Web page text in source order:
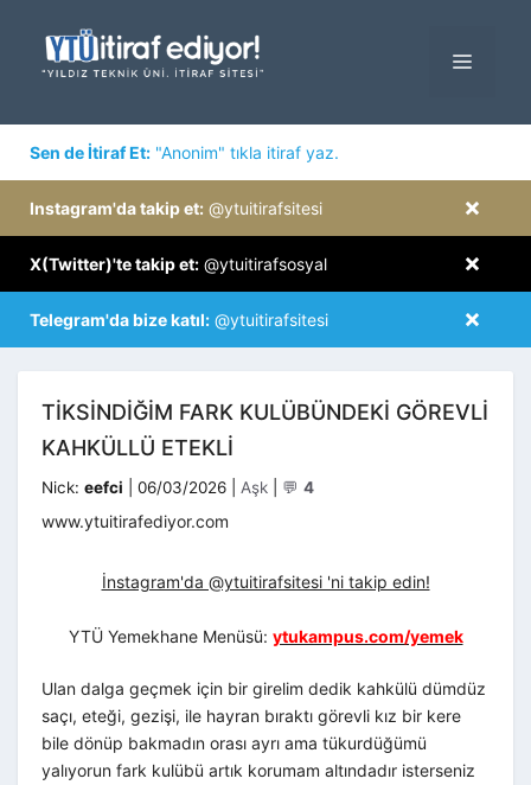
MENÜ
Sen de İtiraf Et: "Anonim" tıkla itiraf yaz.
×
Instagram'da takip et: @ytuitirafsitesi
×
X(Twitter)'te takip et: @ytuitirafsosyal
×
Telegram'da bize katıl: @ytuitirafsitesi
TIKSINDIĞIM FARK KULÜBÜNDEKI GÖREVLI
KAHKÜLLÜ ETEKLI
Nick: eefci 06/03/2026 Kategoriler
Aşk 💬 4
www.ytuitirafediyor.com
İnstagram'da @ytuitirafsitesi 'ni takip edin!
YTÜ Yemekhane Menüsü: ytukampus.com/yemek
Ulan dalga geçmek için bir girelim dedik kahkülü dümdüz
saçı, eteği, gezişi, ile hayran bıraktı görevli kız bir kere
bile dönüp bakmadın orası ayrı ama tükurdüğümü
yalıyorun fark kulübü artık korumam altındadır isterseniz